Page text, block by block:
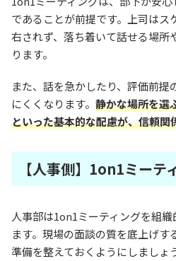
であることが前提です。上司はス
右されず、落ち着いて話せる場所
ります。
また、話を急かしたり、評価前提
にくくなります。 静かな場所を選
といった基本的な配慮が、信頼関
【人事側】1on1ミーテ
人事部は1on1ミーティングを組
ます。現場の面談の質を底上げす
準備を整えておくようにしましょ